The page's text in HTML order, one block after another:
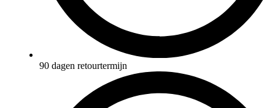
90 dagen retourtermijn